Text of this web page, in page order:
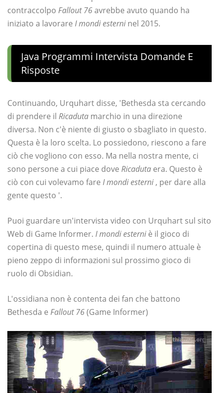
contraccolpo Fallout 76avrebbe avuto quando ha
iniziato a lavorare I mondi esterni nel 2015.
Java Programmi Intervista Domande E
Risposte
Continuando, Urquhart disse, 'Bethesda sta cercando
di prendere il Ricaduta marchio in una direzione
diversa. Non c'è niente di giusto o sbagliato in questo.
Questa è la loro scelta. Lo possiedono, riescono a fare
ciò che vogliono con esso. Ma nella nostra mente, ci
sono persone a cui piace dove Ricaduta era. Questo è
ciò con cui volevamo fare I mondi esterni , per dare alla
gente questo '.
Puoi guardare un'intervista video con Urquhart sul sito
Web di Game Informer. I mondi esterni è il gioco di
copertina di questo mese, quindi il numero attuale è
pieno zeppo di informazioni sul prossimo gioco di
ruolo di Obsidian.
L'ossidiana non è contenta dei fan che battono
Bethesda e Fallout 76(Game Informer)